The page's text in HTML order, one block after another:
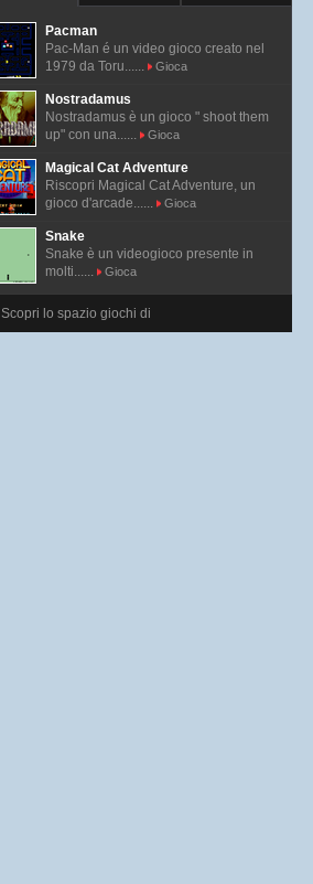
Pacman
Pac-Man é un video gioco creato nel
1979 da Toru......
Gioca
Nostradamus
Nostradamus è un gioco " shoot them
up" con una......
Gioca
Magical Cat Adventure
Riscopri Magical Cat Adventure, un
gioco d'arcade......
Gioca
Snake
Snake è un videogioco presente in
molti......
Gioca
Scopri lo spazio giochi di